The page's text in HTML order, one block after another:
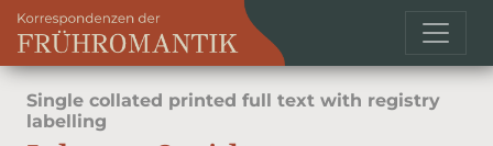
Single collated printed full text with registry
labelling